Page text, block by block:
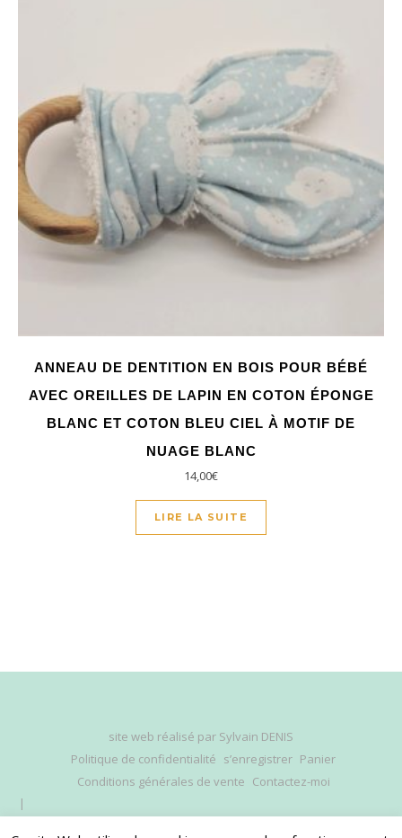
ANNEAU DE DENTITION EN BOIS POUR BÉBÉ
AVEC OREILLES DE LAPIN EN COTON ÉPONGE
BLANC ET COTON BLEU CIEL À MOTIF DE
NUAGE BLANC
14,00€
LIRE LA SUITE
site web réalisé par Sylvain DENIS
Politique de confidentialité s’enregistrer Panier
Conditions générales de vente Contactez-moi